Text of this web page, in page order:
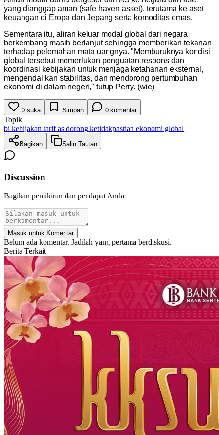
yang dianggap aman (safe haven asset), terutama ke aset
keuangan di Eropa dan Jepang serta komoditas emas.
Sementara itu, aliran keluar modal global dari negara
berkembang masih berlanjut sehingga memberikan tekanan
terhadap pelemahan mata uangnya. "Memburuknya kondisi
global tersebut memerlukan penguatan respons dan
koordinasi kebijakan untuk menjaga ketahanan eksternal,
mengendalikan stabilitas, dan mendorong pertumbuhan
ekonomi di dalam negeri," tutup Perry. (wie)
0 suka Simpan 0 komentar
Topik
bi kebijakan tarif as dorong ketidakpastian ekonomi global
Bagikan Salin Tautan
Discussion
Bagikan pemikiran dan pendapat Anda
Masuk untuk Komentar
Belum ada komentar. Jadilah yang pertama berdiskusi.
Berita Terkait